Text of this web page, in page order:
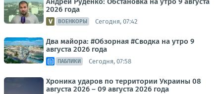
2026 года
ВОЕНКОРЫ Сегодня, 07:42
Два майора: #Обзорная #Сводка на утро 9
августа 2026 года
ПАБЛИКИ Сегодня, 07:58
Хроника ударов по территории Украины 08
августа 2026 – 09 августа 2026 года